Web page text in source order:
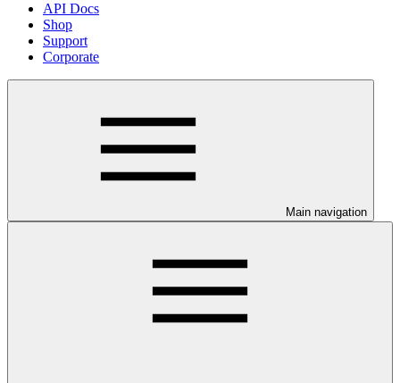
API Docs
Shop
Support
Corporate
Main navigation